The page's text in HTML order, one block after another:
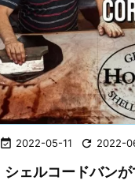
 2022-05-11  2022-
シェルコードバン